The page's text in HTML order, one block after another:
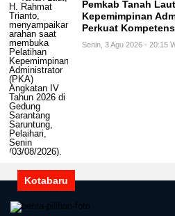
Pemkab Tanah
Kepemimpinan
Perkuat
Senin, 3 Agu 2026 - 20:15
Kotabaru